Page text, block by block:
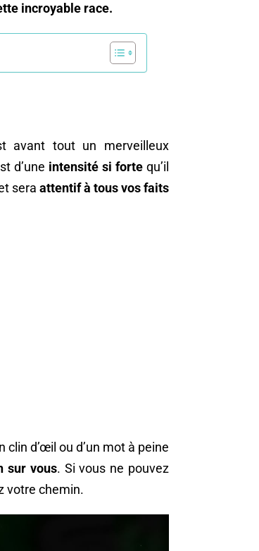
incroyable race.
avant tout un merveilleux
d’une intensité si forte qu’il
sera attentif à tous vos faits
clin d’œil ou d’un mot à peine
sur vous. Si vous ne pouvez
votre chemin.